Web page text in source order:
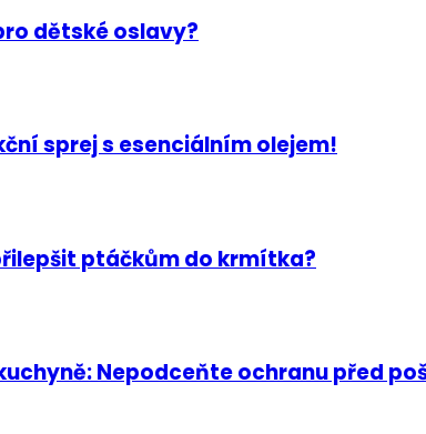
dětské oslavy?
sprej s esenciálním olejem!
ptáčkům do krmítka?
Nepodceňte ochranu před